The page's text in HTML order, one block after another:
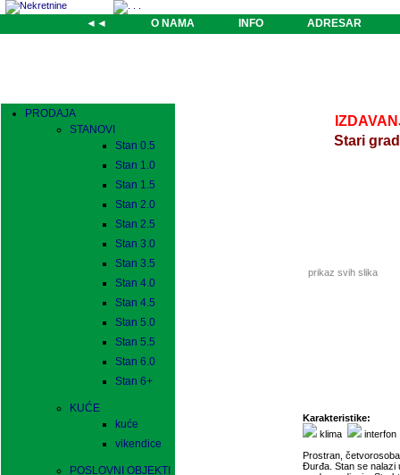
◄◄ O NAMA INFO ADRESAR
PRODAJA
STANOVI
Stan 0.5
Stan 1.0
Stan 1.5
Stan 2.0
Stan 2.5
Stan 3.0
Stan 3.5
Stan 4.0
Stan 4.5
Stan 5.0
Stan 5.5
Stan 6.0
Stan 6+
KUĆE
kuće
vikendice
POSLOVNI OBJEKTI
Stari
prikaz svih slika
Karakteristike:
klima
interfon
Prostran,
Đurđa. Stan se nalazi